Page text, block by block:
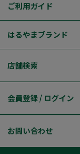
ご利用ガイド
はるやまブランド
店舗検索
会員登録 / ログイン
お問い合わせ